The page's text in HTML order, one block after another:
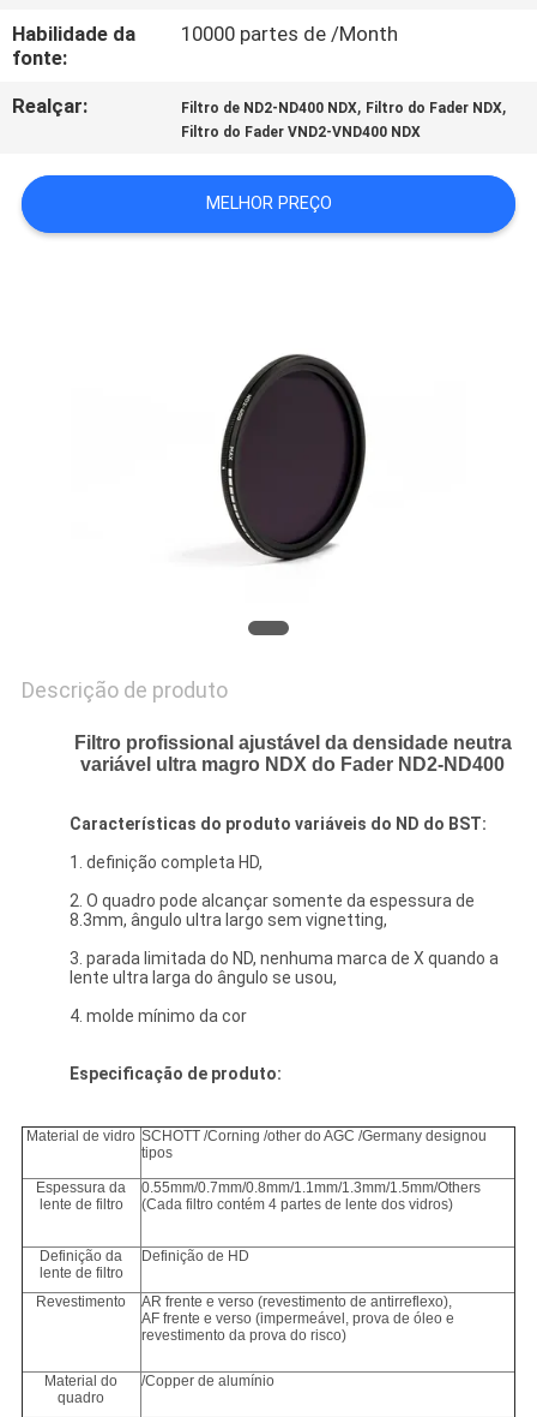
PEÇA
UMAS
CITAÇÕES
MAPA
DO
Habilidade da
fonte:
10000 partes de /Month
Realçar: Filtro de ND2-ND400 NDX, Filtro do Fader NDX,
Filtro do Fader VND2-VND400 NDX
MELHOR PREÇO
Descrição de produto
Filtro profissional ajustável da densidade neutra
variável ultra magro NDX do Fader ND2-ND400
Características do produto variáveis do ND do BST:
1. definição completa HD,
2. O quadro pode alcançar somente da espessura de
8.3mm, ângulo ultra largo sem vignetting,
3. parada limitada do ND, nenhuma marca de X quando a
lente ultra larga do ângulo se usou,
4. molde mínimo da cor
Especificação de produto:
Material de vidro SCHOTT /Corning /other do AGC /Germany designou
tipos
Espessura da
lente de filtro
0.55mm/0.7mm/0.8mm/1.1mm/1.3mm/1.5mm/Others
(Cada filtro contém 4 partes de lente dos vidros)
Definição da
lente de filtro
Definição de HD
Revestimento
AR frente e verso (revestimento de antirreflexo),
AF frente e verso (impermeável, prova de óleo e
revestimento da prova do risco)
Material do
quadro
/Copper de alumínio